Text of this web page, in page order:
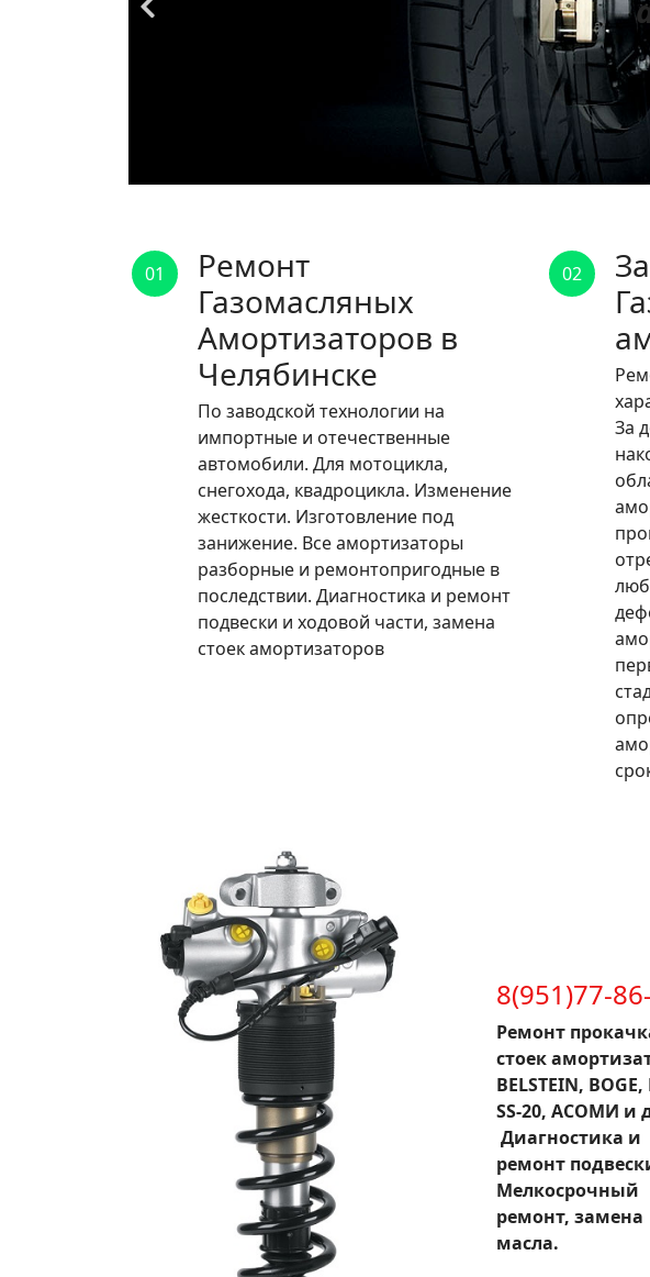
01
Ремонт
Газомасляных
Амортизаторов в
Челябинске
По заводской технологии на
импортные и отечественные
автомобили. Для мотоцикла,
снегохода, квадроцикла. Изменение
жесткости. Изготовление под
занижение. Все амортизаторы
разборные и ремонтопригодные в
последствии. Диагностика и ремонт
подвески и ходовой части, замена
стоек амортизаторов
02
За
8(951)77-
Ремонт
стоек
BELSTEIN, BOGE,
SS-20, АСОМИ и
Диагностика и
ремонт
Мелкосрочный
ремонт, замена
масла.